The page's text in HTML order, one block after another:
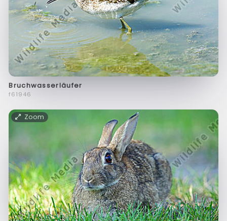
Bruchwasserläufer
f61946
Zoom